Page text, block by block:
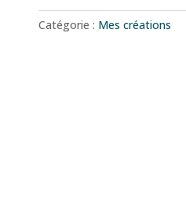
Catégorie : Mes créations